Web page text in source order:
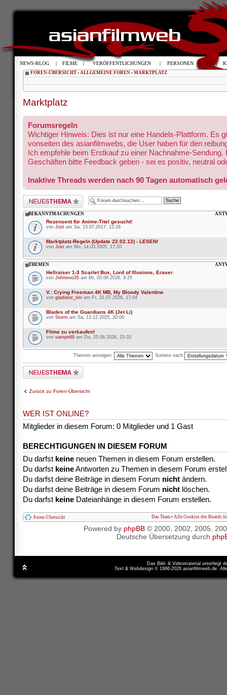
FOREN-ÜBERSICHT ‹ ALLGEMEINE FOREN ‹ MARKTPLATZ
Marktplatz
Forumsregeln
Wichtiger Hinweis: Dies ist nur eine Handels-Plattform. Es
vonseiten des asianfilmwebs, die User haben für den
Ich empfehle beim Erstkauf zu einer Nachnahme-Sendung.
Geschäften bitte Feedback geben - sei es positiv, neutral
Inaktive Threads werden nach 90 Tagen automatisch
Neues Thema erstellen
BEKANNTMACHUNGEN
Rezensent für Anime-Titel gesucht!
von Jost am Sa, 15.07.2017, 13:28
Marktplatz-Regeln (Update 22.02.12) - LESEN!
von Jost am Mo, 14.03.2005, 17:20
THEMEN
Hellraiser 1-3 Scarlet Box, Lord of Illusions, Eraser
von Johnwoo35 am Mi, 05.08.2026, 9:25
V.: Crying Freeman 4K MB, My Bloody Valentine
von gladiator_tim am Fr, 31.07.2026, 17:04
Blades of the Guardians 4K (Jet Li)
von Storm am Sa, 13.12.2025, 20:06
Filme zu verkaufen!
von vampir69 am Do, 25.06.2026, 23:33
Themen anzeigen: Sortiere nach
Neues Thema erstellen
Zurück zu Foren-Übersicht
WER IST ONLINE?
Mitglieder in diesem Forum: 0 Mitglieder und 1 Gast
BERECHTIGUNGEN IN DIESEM FORUM
Du darfst keine neuen Themen in diesem Forum erstellen.
Du darfst keineAntworten zu Themen in diesem Forum
Du darfst deine Beiträge in diesem Forum nicht ändern.
Du darfst deine Beiträge in diesem Forum nicht löschen.
Du darfst keine Dateianhänge in diesem Forum erstellen.
Foren-Übersicht Das Team • Alle Cookies des Boards
Powered by phpBB© 2000, 2002, 2005,
Deutsche Übersetzung durch
Das Bild- & Videomaterial unterliegt
Text & Webdesign © 1996-2026 asianfilmweb.de.
NEWS-BLOG | FILME | VERÖFFENTLICHUNGEN | PERSONEN | TV |